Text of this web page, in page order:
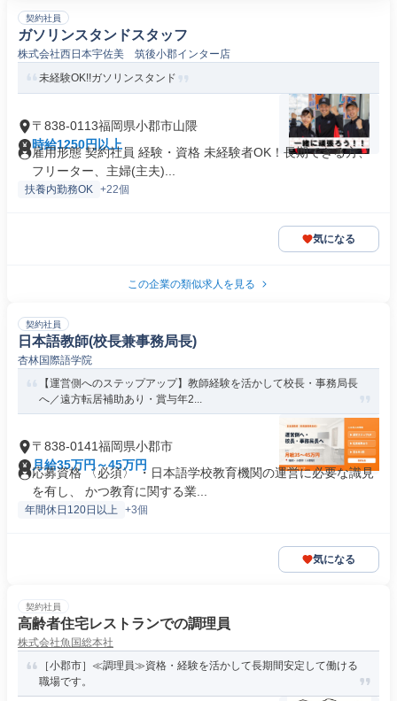
契約社員
ガソリンスタンドスタッフ
株式会社西日本宇佐美 筑後小郡インター店
未経験OK!!ガソリンスタンド
〒838-0113福岡県小郡市山隈
時給1250円以上
雇用形態 契約社員 経験・資格 未経験者OK！長期できる方、
フリーター、主婦(主夫)...
扶養内勤務OK +22個
気になる
この企業の類似求人を見る
契約社員
日本語教師(校長兼事務局長)
杏林国際語学院
【運営側へのステップアップ】教師経験を活かして校長・事務局長
へ／遠方転居補助あり・賞与年2...
〒838-0141福岡県小郡市
月給35万円～45万円
応募資格 〈必須〉 ・日本語学校教育機関の運営に必要な識見
を有し、 かつ教育に関する業...
年間休日120日以上 +3個
気になる
契約社員
高齢者住宅レストランでの調理員
株式会社魚国総本社
［小郡市］≪調理員≫資格・経験を活かして長期間安定して働ける
職場です。